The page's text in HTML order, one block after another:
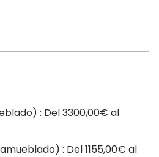
: Del 3300,00€ al
: Del 1155,00€ al